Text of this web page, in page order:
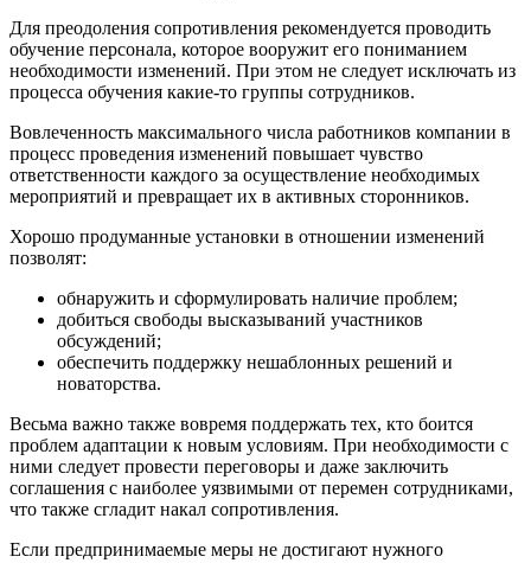
Для преодоления сопротивления рекомендуется проводить
обучение персонала, которое вооружит его пониманием
необходимости изменений. При этом не следует исключать из
процесса обучения какие-то группы сотрудников.
Вовлеченность максимального числа работников компании в
процесс проведения изменений повышает чувство
ответственности каждого за осуществление необходимых
мероприятий и превращает их в активных сторонников.
Хорошо продуманные установки в отношении изменений
позволят:
обнаружить и сформулировать наличие проблем;
добиться свободы высказываний участников
обсуждений;
обеспечить поддержку нешаблонных решений и
новаторства.
Весьма важно также вовремя поддержать тех, кто боится
проблем адаптации к новым условиям. При необходимости с
ними следует провести переговоры и даже заключить
соглашения с наиболее уязвимыми от перемен сотрудниками,
что также сгладит накал сопротивления.
Если предпринимаемые меры не достигают нужного